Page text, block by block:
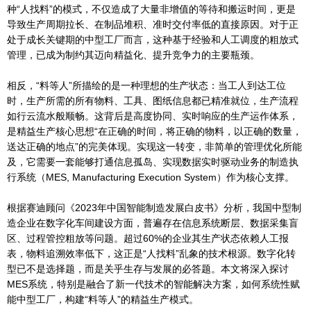
种“人找料”的模式，不仅造成了大量非增值的等待和搬运时间，更是
导致生产周期拉长、在制品堆积、准时交付率低的直接原因。对于正
处于成长关键期的中型工厂而言，这种基于经验和人工调度的粗放式
管理，已成为制约其迈向精益化、提升竞争力的主要瓶颈。
相反，“料等人”所描绘的是一种理想的生产状态：当工人到达工位
时，生产所需的所有物料、工具、图纸信息都已精准就位，生产流程
如行云流水般顺畅。这背后是高度协同、实时响应的生产运作体系，
是精益生产核心思想“在正确的时间，将正确的物料，以正确的数量，
送达正确的地点”的完美体现。实现这一转变，非简单的管理优化所能
及，它需要一套能够打通信息孤岛、实现数据实时驱动业务的制造执
行系统（MES, Manufacturing Execution System）作为核心支撑。
根据赛迪顾问《2023年中国智能制造发展白皮书》分析，我国中型制
造企业在数字化车间建设方面，普遍存在信息系统断层、数据采集盲
区、过程管控粗放等问题。超过60%的企业其生产状态依赖人工报
表，物料追溯效率低下，这正是“人找料”乱象的技术根源。数字化转
型已不是选择题，而是关乎生存与发展的必答题。本文将深入探讨
MES系统，特别是融合了新一代技术的智能解决方案，如何系统性赋
能中型工厂，构建“料等人”的精益生产模式。